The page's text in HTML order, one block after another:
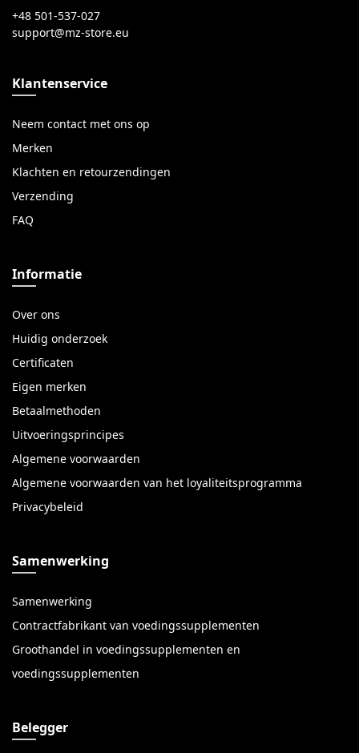
+48 501-537-027
Klantenservice
Neem contact met ons op
Merken
Klachten en retourzendingen
Verzending
FAQ
Informatie
Over ons
Huidig onderzoek
Certificaten
Eigen merken
Betaalmethoden
Uitvoeringsprincipes
Algemene voorwaarden
Algemene voorwaarden van het loyaliteitsprogramma
Privacybeleid
Samenwerking
Samenwerking
Contractfabrikant van voedingssupplementen
Groothandel in voedingssupplementen en
voedingssupplementen
Belegger